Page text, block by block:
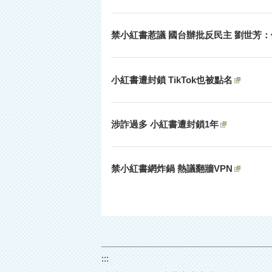
禁小紅書惹議 國台辦批反民主 劉世芳
小紅書遭封鎖 TikTok也被點名
涉詐過多 小紅書遭封鎖1年
禁小紅書網炸鍋 熱議翻牆VPN
:::